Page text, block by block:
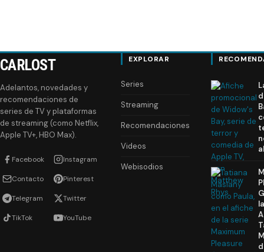
CARLOST
Adelantos, novedades y
recomendaciones de
series de TV y plataformas
de streaming (como Netflix,
Apple TV+, HBO Max).
Facebook Instagram
Contacto Pinterest
Telegram Twitter
TikTok YouTube
EXPLORAR
Series
Streaming
Recomendaciones
Videos
Webisodios